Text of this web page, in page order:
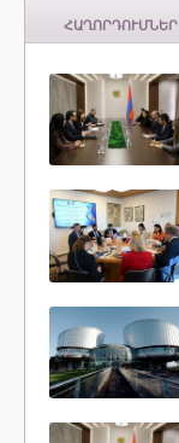
ՀԱՂՈՐԴՈՒՄՆԵՐ